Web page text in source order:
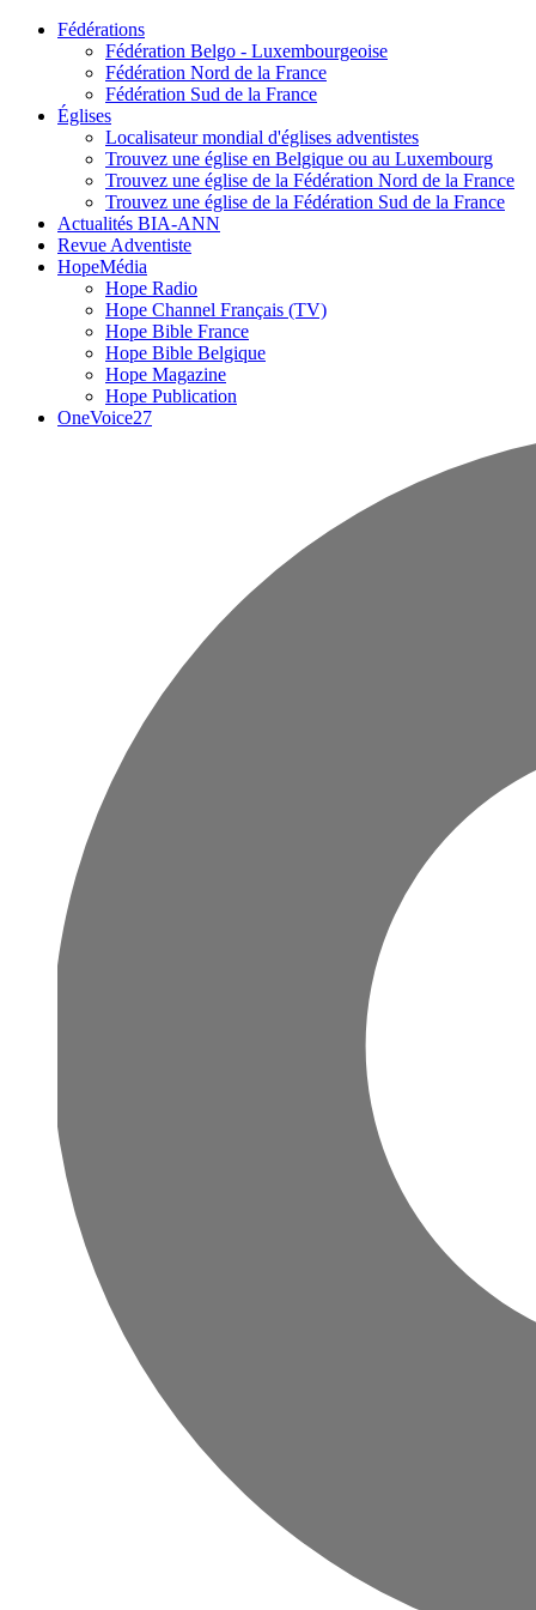
Fédérations
Fédération Belgo - Luxembourgeoise
Fédération Nord de la France
Fédération Sud de la France
Églises
Localisateur mondial d'églises adventistes
Trouvez une église en Belgique ou au Luxembourg
Trouvez une église de la Fédération Nord de la France
Trouvez une église de la Fédération Sud de la France
Actualités BIA-ANN
Revue Adventiste
HopeMédia
Hope Radio
Hope Channel Français (TV)
Hope Bible France
Hope Bible Belgique
Hope Magazine
Hope Publication
OneVoice27